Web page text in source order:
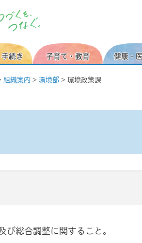
手続き 子育て・教育 健康・
組織案内 > 環境部 > 環境政策課
び総合調整に関すること。